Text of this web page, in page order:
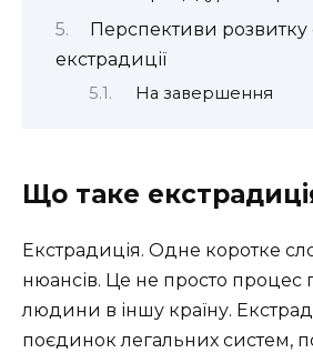
Перспективи розвитку
екстрадиції
На завершення
Що таке
Екстрадиція. Одне коротке
нюансів. Це не просто процес
людини в іншу країну.
поєдинок легальних систем,